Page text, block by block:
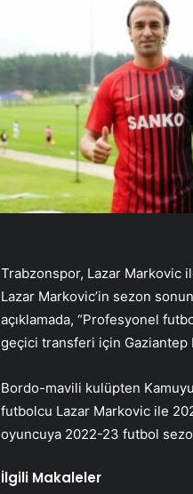
Trabzonspor, Lazar Markovic
Lazar Markovic’in sezon
açıklamada, “Profesyonel
geçici transferi için Gaziantep
Bordo-mavili kulüpten Kamuyu
futbolcu Lazar Markovic ile
oyuncuya 2022-23 futbol
İlgili Makaleler